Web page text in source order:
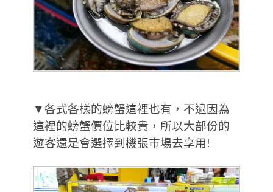
▼各式各樣的螃蟹這裡也有，不過因為
這裡的螃蟹價位比較貴，所以大部份的
遊客還是會選擇到機張市場去享用!